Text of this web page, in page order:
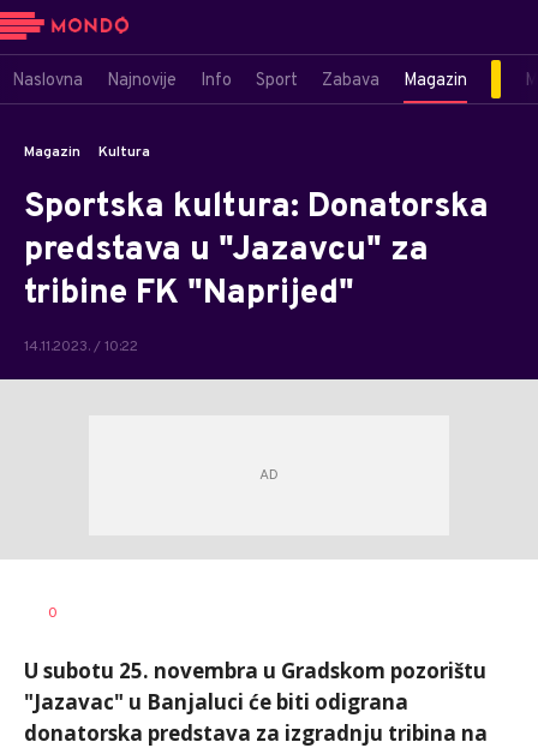
Naslovna Najnovije Info Sport Zabava Magazin
Magazin Kultura
Sportska kultura: Donatorska
predstava u "Jazavcu" za
tribine FK "Naprijed"
14.11.2023. / 10:22
AUTOR
0
U subotu 25. novembra u Gradskom pozorištu
"Jazavac" u Banjaluci će biti odigrana
donatorska predstava za izgradnju tribina na